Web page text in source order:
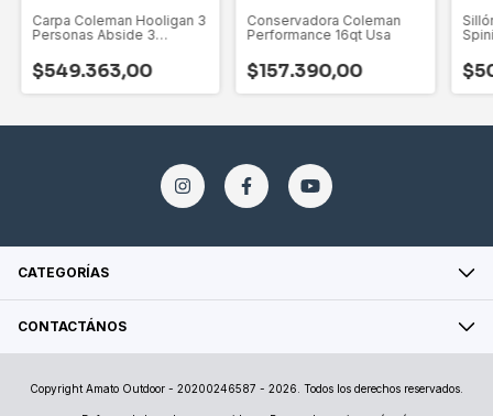
Carpa Coleman Hooligan 3
Personas Abside 3
$549.363,00
Conservadora Coleman
Performance 16qt Usa
$157.390,00
CATEGORÍAS
CONTACTÁNOS
Copyright Amato Outdoor - 20200246587 - 2026. Todos los derechos reservados.